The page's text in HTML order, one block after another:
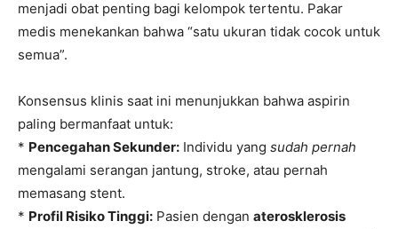
menjadi obat penting bagi kelompok tertentu. Pakar
medis menekankan bahwa “satu ukuran tidak cocok untuk
semua”.
Konsensus klinis saat ini menunjukkan bahwa aspirin
paling bermanfaat untuk:
* Pencegahan Sekunder: Individu yang sudah pernah
mengalami serangan jantung, stroke, atau pernah
memasang stent.
* Profil Risiko Tinggi: Pasien dengan aterosklerosis